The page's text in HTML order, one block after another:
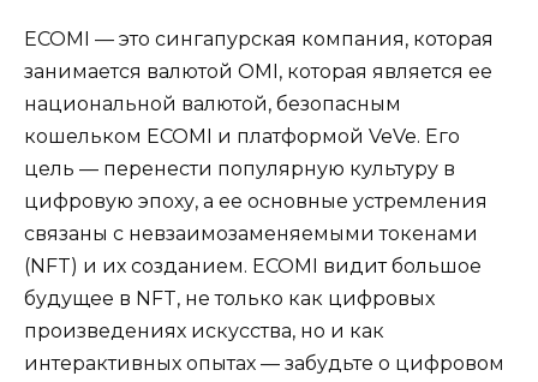
ECOMI — это сингапурская компания, которая
занимается валютой OMI, которая является ее
национальной валютой, безопасным
кошельком ECOMI и платформой VeVe. Его
цель — перенести популярную культуру в
цифровую эпоху, а ее основные устремления
связаны с невзаимозаменяемыми токенами
(NFT) и их созданием. ECOMI видит большое
будущее в NFT, не только как цифровых
произведениях искусства, но и как
интерактивных опытах — забудьте о цифровом